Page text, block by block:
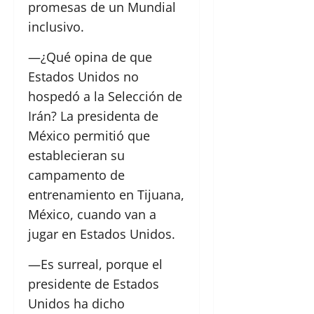
promesas de un Mundial
inclusivo.
—¿Qué opina de que
Estados Unidos no
hospedó a la Selección de
Irán? La presidenta de
México permitió que
establecieran su
campamento de
entrenamiento en Tijuana,
México, cuando van a
jugar en Estados Unidos.
—Es surreal, porque el
presidente de Estados
Unidos ha dicho